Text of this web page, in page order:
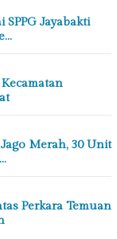
SPPG Jayabakti
Merah, 30 Unit
Perkara Temuan